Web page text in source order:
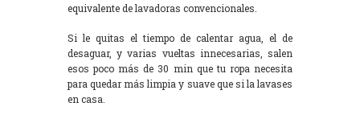
equivalente de lavadoras convencionales.
Si le quitas el tiempo de calentar agua, el de
desaguar, y varias vueltas innecesarias, salen
esos poco más de 30 min que tu ropa necesita
para quedar más limpia y suave que si la lavases
en casa.